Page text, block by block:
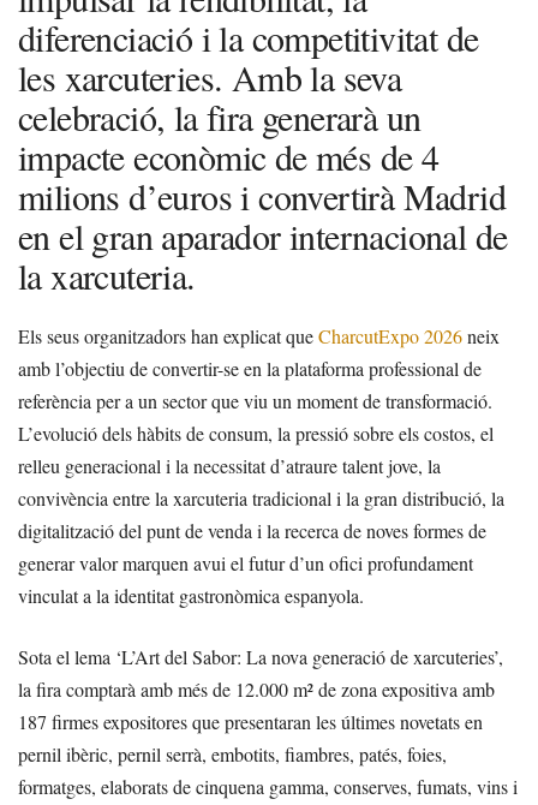
diferenciació i la competitivitat de
les xarcuteries. Amb la seva
celebració, la fira generarà un
impacte econòmic de més de 4
milions d’euros i convertirà Madrid
en el gran aparador internacional de
la xarcuteria.
Els seus organitzadors han explicat queCharcutExpo 2026neix
amb l’objectiu de convertir-se en la plataforma professional de
referència per a un sector que viu un moment de transformació.
L’evolució dels hàbits de consum, la pressió sobre els costos, el
relleu generacional i la necessitat d’atraure talent jove, la
convivència entre la xarcuteria tradicional i la gran distribució, la
digitalització del punt de venda i la recerca de noves formes de
generar valor marquen avui el futur d’un ofici profundament
vinculat a la identitat gastronòmica espanyola.
Sota el lema ‘L’Art del Sabor: La nova generació de xarcuteries’,
la fira comptarà amb més de 12.000 m² de zona expositiva amb
187 firmes expositores que presentaran les últimes novetats en
pernil ibèric, pernil serrà, embotits, fiambres, patés, foies,
formatges, elaborats de cinquena gamma, conserves, fumats, vins i